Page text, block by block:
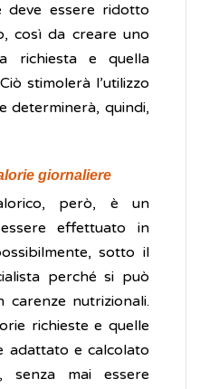
deve essere ridotto
così da creare uno
richiesta e quella
stimolerà l’utilizzo
determinerà, quindi,
giornaliere
però, è un
effettuato in
sotto il
perché si può
carenze nutrizionali.
richieste e quelle
adattato e calcolato
senza mai essere